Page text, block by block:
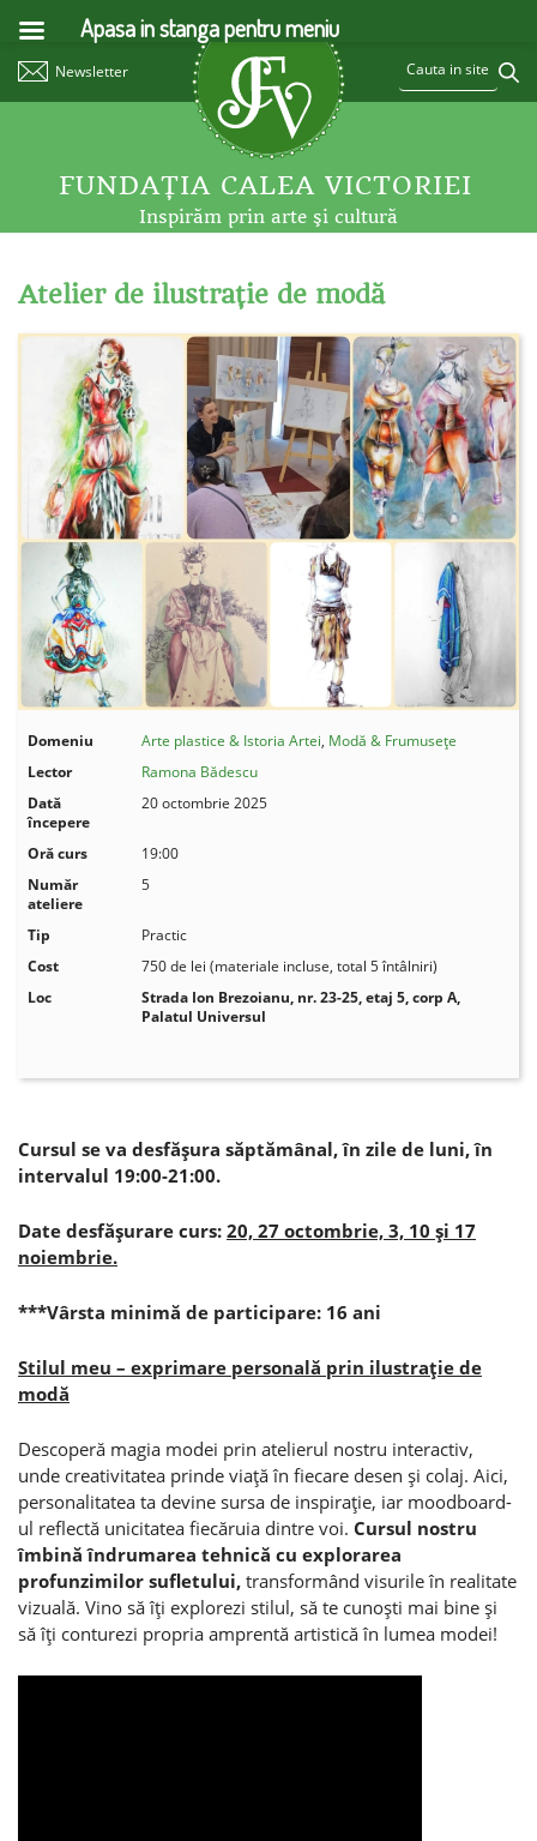
Newsletter
FUNDAŢIA CALEA VICTORIEI
Inspirăm prin arte şi cultură
Atelier de ilustraţie de modă
Domeniu Arte plastice & Istoria Artei, Modă & Frumusețe
Lector
Ramona Bădescu
Dată
începere
20 octombrie 2025
Oră curs
19:00
Număr
ateliere
5
Tip
Practic
Cost
750 de lei (materiale incluse, total 5 întâlniri)
Loc
Strada Ion Brezoianu, nr. 23-25, etaj 5, corp A,
Palatul Universul
Cursul se va desfăşura săptămânal, în zile de luni, în
intervalul 19:00-21:00.
Date desfăşurare curs: 20, 27 octombrie, 3, 10 şi 17
noiembrie.
***Vârsta minimă de participare: 16 ani
Stilul meu – exprimare personală prin ilustraţie de
modă
Descoperă magia modei prin atelierul nostru interactiv,
unde creativitatea prinde viaţă în fiecare desen şi colaj. Aici,
personalitatea ta devine sursa de inspiraţie, iar moodboard-
ul reflectă unicitatea fiecăruia dintre voi. Cursul nostru
îmbină îndrumarea tehnică cu explorarea
profunzimilor sufletului, transformând visurile în realitate
vizuală. Vino să îţi explorezi stilul, să te cunoşti mai bine şi
să îţi conturezi propria amprentă artistică în lumea modei!
Apasa in stanga pentru meniu